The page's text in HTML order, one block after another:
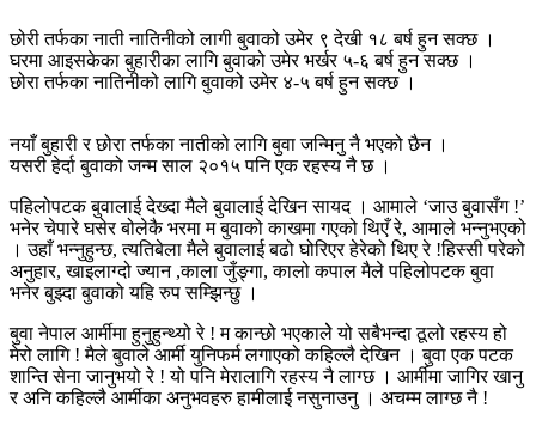
छोरी तर्फका नाती नातिनीको लागी बुवाको उमेर ९ देखी १८ बर्ष हुन सक्छ ।
घरमा आइसकेका बुहारीका लागि बुवाको उमेर भर्खर ५-६ बर्ष हुन सक्छ ।
छोरा तर्फका नातिनीको लागि बुवाको उमेर ४-५ बर्ष हुन सक्छ ।
नयाँ बुहारी र छोरा तर्फका नातीको लागि बुवा जन्मिनु नै भएको छैन ।
यसरी हेर्दा बुवाको जन्म साल २०१५ पनि एक रहस्य नै छ ।
पहिलोपटक बुवालाई देख्दा मैले बुवालाई देखिन सायद । आमाले ‘जाउ बुवासँग !’
भनेर चेपारे घसेर बोलेकै भरमा म बुवाको काखमा गएको थिएँ रे, आमाले भन्नुभएको
। उहाँ भन्नुहुन्छ, त्यतिबेला मैले बुवालाई बढो घोरिएर हेरेको थिए रे !हिस्सी परेको
अनुहार, खाइलाग्दो ज्यान ,काला जुँङ्गा, कालो कपाल मैले पहिलोपटक बुवा
भनेर बुझ्दा बुवाको यहि रुप सम्झिन्छु ।
बुवा नेपाल आर्मीमा हुनुहुन्थ्यो रे ! म कान्छो भएकालेे यो सबैभन्दा ठूलो रहस्य हो
मेरो लागि ! मैले बुवाले आर्मी युनिफर्म लगाएको कहिल्लै देखिन । बुवा एक पटक
शान्ति सेना जानुभयो रे ! यो पनि मेरालागि रहस्य नै लाग्छ । आर्मीमा जागिर खानु
र अनि कहिल्लै आर्मीका अनुभवहरु हामीलाई नसुनाउनु । अचम्म लाग्छ नै !